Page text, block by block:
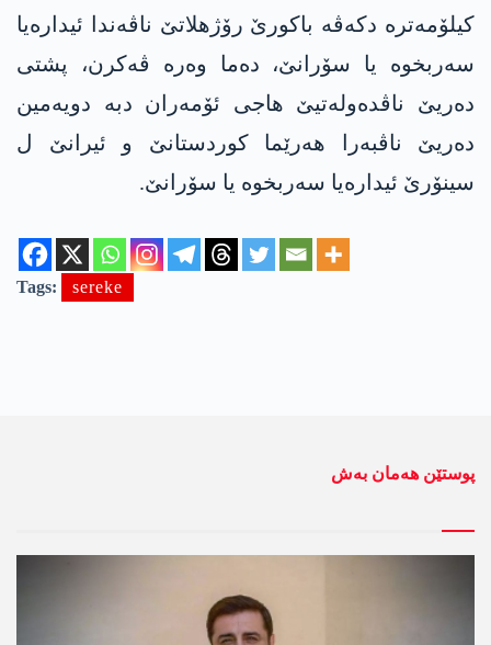
کیلۆمەترە دکەڤە باکورێ رۆژهلاتێ ناڤەندا ئیدارەیا
سەربخوە یا سۆرانێ، دەما وەرە ڤەکرن، پشتی
دەریێ ناڤدەولەتیێ هاجی ئۆمەران دبە دویەمین
دەریێ ناڤبەرا هەرێما کوردستانێ و ئیرانێ ل
سینۆرێ ئیدارەیا سەربخوە یا سۆرانێ.
Tags: sereke
پوستێن ھەمان بەش